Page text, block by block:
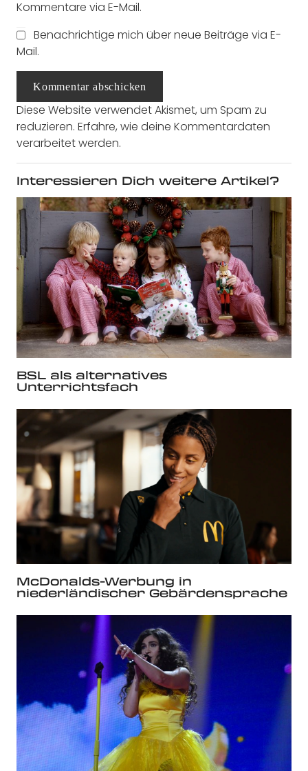
Kommentare via E-Mail.
Benachrichtige mich über neue Beiträge via E-
Mail.
Kommentar abschicken
Diese Website verwendet Akismet, um Spam zu
reduzieren. Erfahre, wie deine Kommentardaten
verarbeitet werden.
Interessieren Dich weitere Artikel?
BSL als alternatives
Unterrichtsfach
McDonalds-Werbung in
niederländischer Gebärdensprache